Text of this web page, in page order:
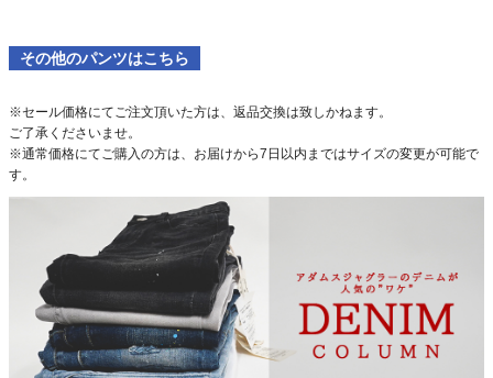
その他のパンツはこちら
※セール価格にてご注文頂いた方は、返品交換は致しかねます。
ご了承くださいませ。
※通常価格にてご購入の方は、お届けから7日以内まではサイズの変更が可能で
す。